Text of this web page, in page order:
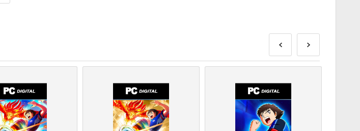
Vaata kiiret juhendit ülal või järgi allolevaid samme 👇
• Vali toode
• Sisesta oma e-posti aadress